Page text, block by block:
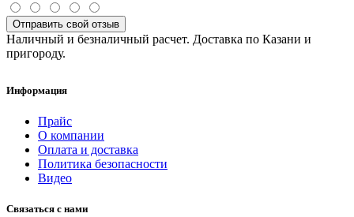
Отправить свой отзыв
Наличный и безналичный расчет. Доставка по Казани и
пригороду.
Информация
Прайс
О компании
Оплата и доставка
Политика безопасности
Видео
Связаться с нами